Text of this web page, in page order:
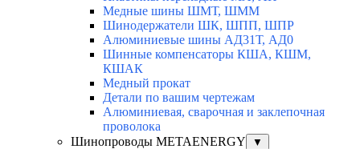
Медные шины ШМТ, ШММ
Шинодержатели ШК, ШПП, ШПР
Алюминиевые шины АД31Т, АД0
Шинные компенсаторы КША, КШМ,
КШАК
Медный прокат
Детали по вашим чертежам
Алюминиевая, cварочная и заклепочная
проволока
Шинопроводы METAENERGY
▼